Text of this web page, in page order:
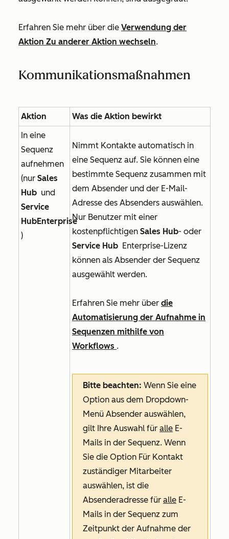
Erfahren Sie mehr über die Verwendung der
Aktion Zu anderer Aktion wechseln.
Kommunikationsmaßnahmen
Aktion
Was die Aktion bewirkt
In eine
Sequenz
aufnehmen
(nur Sales
Hub und
Service
HubEnterprise
)
Nimmt Kontakte automatisch in
eine Sequenz auf. Sie können eine
bestimmte Sequenz zusammen mit
dem Absender und der E-Mail-
Adresse des Absenders auswählen.
Nur Benutzer mit einer
kostenpflichtigen Sales Hub- oder
Service Hub Enterprise-Lizenz
können als Absender der Sequenz
ausgewählt werden.
Erfahren Sie mehr über die
Automatisierung der Aufnahme in
Sequenzen mithilfe von
Workflows .
Bitte beachten: Wenn Sie eine
Option aus dem Dropdown-
Menü Absender auswählen,
gilt Ihre Auswahl für alle E-
Mails in der Sequenz. Wenn
Sie die Option Für Kontakt
zuständiger Mitarbeiter
auswählen, ist die
Absenderadresse für alle E-
Mails in der Sequenz zum
Zeitpunkt der Aufnahme der